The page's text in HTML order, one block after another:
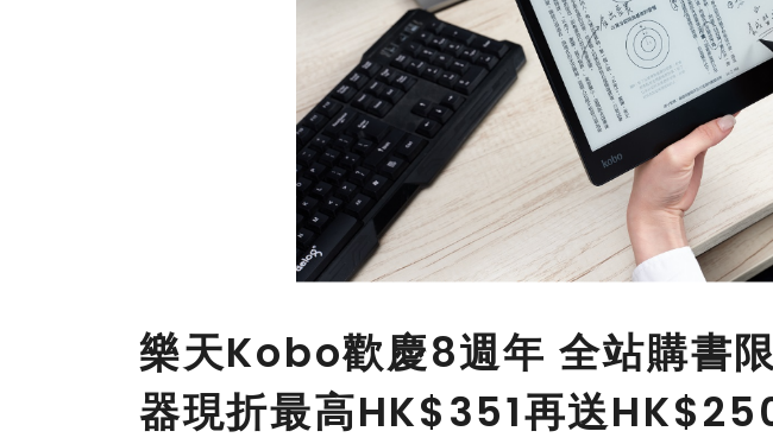
樂天Kobo歡慶8週年 全站購書
器現折最高HK$351再送